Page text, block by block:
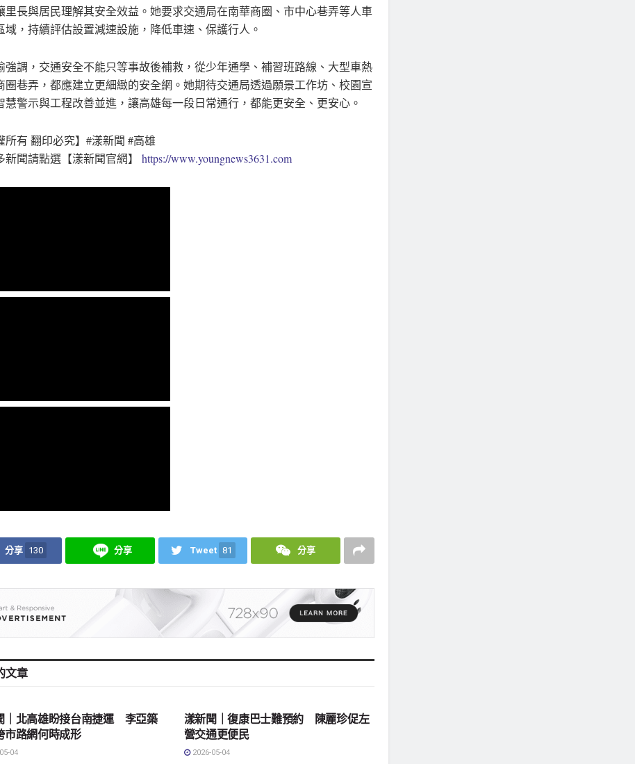
里長與居民理解其安全效益。她要求交通局在南華商圈、市中心巷弄等人車
域，持續評估設置減速設施，降低車速、保護行人。
強調，交通安全不能只等事故後補救，從少年通學、補習班路線、大型車熱
圈巷弄，都應建立更細緻的安全網。她期待交通局透過願景工作坊、校園宣
慧警示與工程改善並進，讓高雄每一段日常通行，都能更安全、更安心。
所有 翻印必究】#漾新聞 #高雄
新聞請點選【漾新聞官網】 https://www.youngnews3631.com
分享 130 分享 Tweet 81 分享
文章
｜北高雄盼接台南捷運 李亞築
市路網何時成形
04
漾新聞｜復康巴士難預約 陳麗珍促左
營交通更便民
2026-05-04